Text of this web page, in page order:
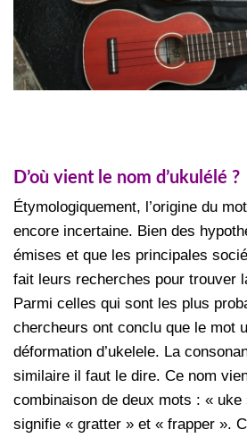
D’où vient le nom d’ukulélé ?
Étymologiquement, l’origine du
encore incertaine. Bien des
émises et que les principales
fait leurs recherches pour trouver
Parmi celles qui sont les plus
chercheurs ont conclu que le mot
déformation d’ukelele. La
similaire il faut le dire. Ce nom
combinaison de deux mots : « uke
signifie « gratter » et « frapper ».